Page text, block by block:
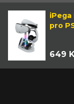
iPega
pro
649